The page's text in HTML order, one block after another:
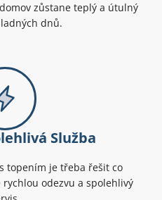
zůstane teplý a útulný
dnů.
Služba
topením je třeba řešit co
odezvu a spolehlivý